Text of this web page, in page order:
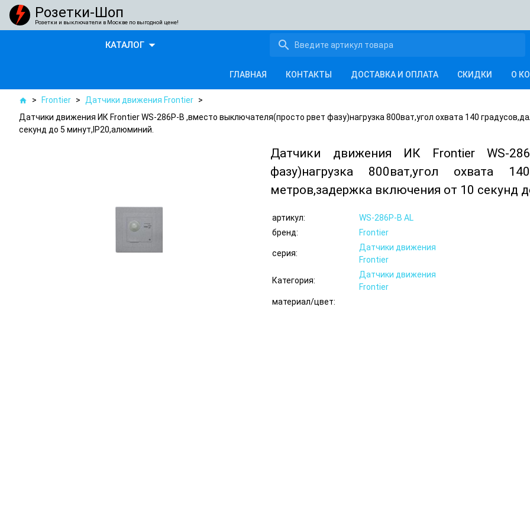
Розетки-Шоп
Розетки и выключатели в Москве по выгодной цене!
КАТАЛОГarrow_drop_down search
ГЛАВНАЯ КОНТАКТЫ ДОСТАВКА И ОПЛАТА СКИДКИ О
home > Frontier > Датчики движения Frontier >
Датчики движения ИК Frontier WS-286P-B ,вместо выключателя(просто рвет фазу)нагрузка 800ват,угол охвата 140
секунд до 5 минут,IP20,алюминий.
Датчики движения ИК Frontier WS-
фазу)нагрузка 800ват,угол охвата
метров,задержка включения от 10 секунд
артикул:
WS-286P-B AL
бренд:
Frontier
серия:
Датчики движения
Frontier
Категория:
Датчики движения
Frontier
материал/цвет: